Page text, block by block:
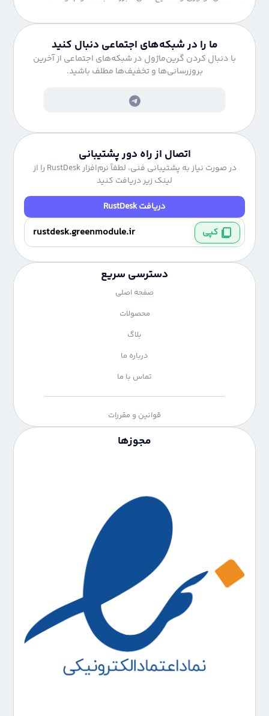
ما را در شبکه‌های اجتماعی دنبال کنید
با دنبال کردن گرین‌ماژول در شبکه‌های اجتماعی از آخرین
بروزرسانی‌ها و تخفیف‌ها مطلف باشید.
اتصال از راه دور پشتیبانی
در صورت نیاز به پشتیبانی فنی، لطفاً نرم‌افزار RustDesk را از
لینک زیر دریافت کنید
دریافت RustDesk
کپی
دسترسی سریع
صفحه اصلی
محصولات
بلاگ
درباره ما
تماس با ما
قوانین و مقررات
مجوزها